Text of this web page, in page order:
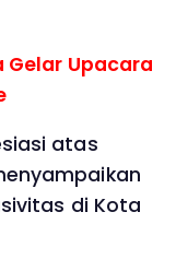
Gelar Upacara
atas
di Kota